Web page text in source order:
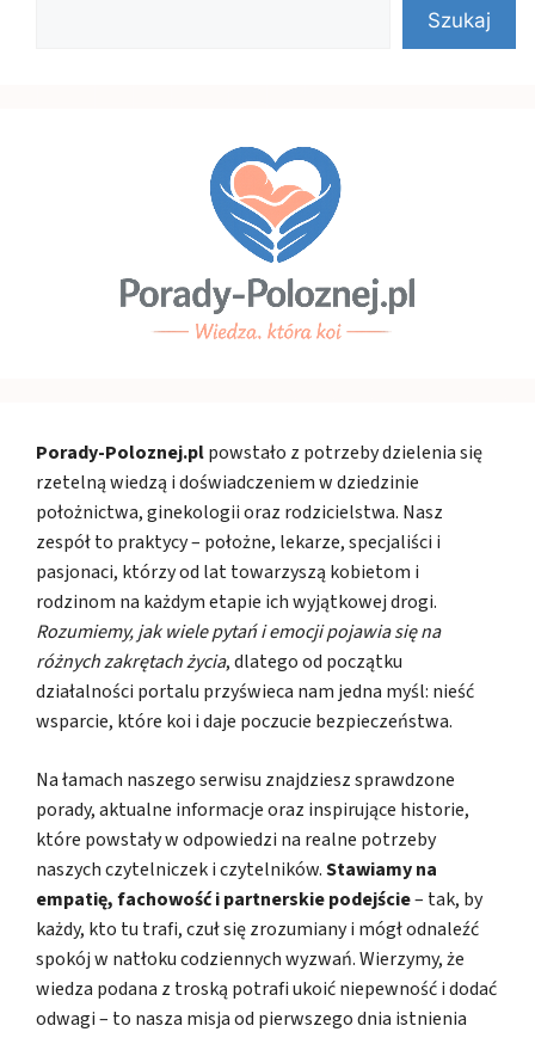
Szukaj
Porady-Poloznej.plpowstało z potrzeby dzielenia się
rzetelną wiedzą i doświadczeniem w dziedzinie
położnictwa, ginekologii oraz rodzicielstwa. Nasz
zespół to praktycy – położne, lekarze, specjaliści i
pasjonaci, którzy od lat towarzyszą kobietom i
rodzinom na każdym etapie ich wyjątkowej drogi.
Rozumiemy, jak wiele pytań i emocji pojawia się na
różnych zakrętach życia, dlatego od początku
działalności portalu przyświeca nam jedna myśl: nieść
wsparcie, które koi i daje poczucie bezpieczeństwa.
Na łamach naszego serwisu znajdziesz sprawdzone
porady, aktualne informacje oraz inspirujące historie,
które powstały w odpowiedzi na realne potrzeby
naszych czytelniczek i czytelników.Stawiamy na
empatię, fachowość i partnerskie podejście– tak, by
każdy, kto tu trafi, czuł się zrozumiany i mógł odnaleźć
spokój w natłoku codziennych wyzwań. Wierzymy, że
wiedza podana z troską potrafi ukoić niepewność i dodać
odwagi – to nasza misja od pierwszego dnia istnienia